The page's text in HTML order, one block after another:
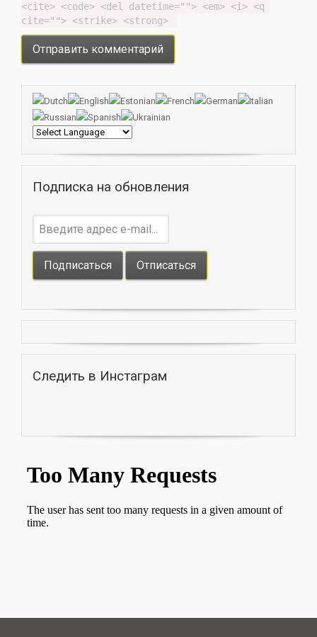
<cite> <code> <del datetime=""> <em> <i> <q
cite=""> <strike> <strong>
Подписка на обновления
Следить в Инстаграм